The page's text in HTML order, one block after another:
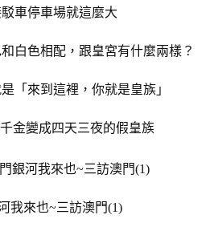
車停車場就這麼大
白色相配，跟皇宮有什麼兩樣？
「來到這裡，你就是皇族」
金變成四天三夜的假皇族